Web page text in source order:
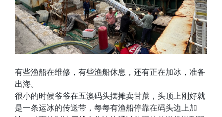
有些渔船在维修，有些渔船休息，还有正在加冰，准备
出海。
很小的时候爷爷在五澳码头摆摊卖甘蔗，头顶上刚好就
是一条运冰的传送带，每每有渔船停靠在码头边上加